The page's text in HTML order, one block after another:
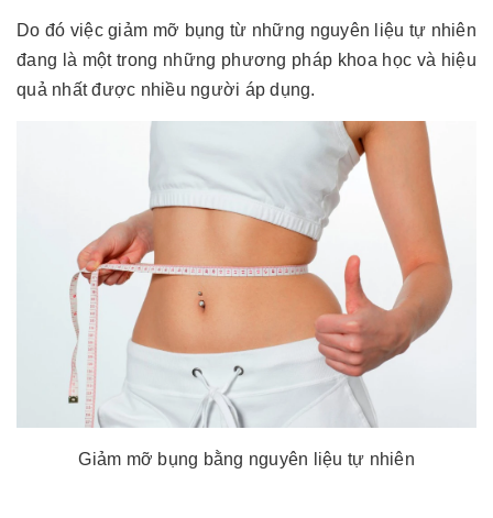
Do đó việc giảm mỡ bụng từ những nguyên liệu tự nhiên
đang là một trong những phương pháp khoa học và hiệu
quả nhất được nhiều người áp dụng.
Giảm mỡ bụng bằng nguyên liệu tự nhiên